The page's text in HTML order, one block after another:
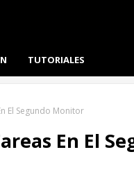
TUTORIALES
El Segundo Monitor
En El